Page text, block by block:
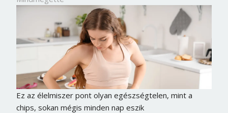
Ez az élelmiszer pont olyan egészségtelen, mint a
chips, sokan mégis minden nap eszik